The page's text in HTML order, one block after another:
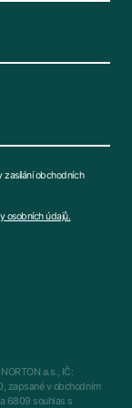
zasílání obchodních
osobních údajů.
a.s., IČ:
zapsané v obchodním
6809 souhlas s